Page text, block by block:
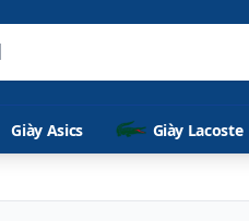
Giày Asics Giày Lacoste